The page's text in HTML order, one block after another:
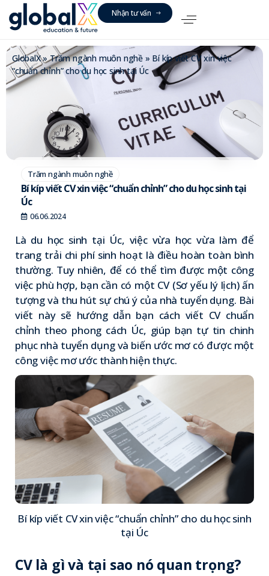
Nhận tưvấn
GlobalX»Trăm ngành muôn nghề » Bí kíp viết CV xin việc
“chuẩn chỉnh” cho du học sinh tại Úc
Trăm ngành muôn nghề
Bí kíp viết CV xin việc “chuẩn chỉnh” cho du học sinh tại
Úc
06.06.2024
Là du học sinh tại Úc, việc vừa học vừa làm để
trang trải chi phí sinh hoạt là điều hoàn toàn bình
thường. Tuy nhiên, để có thể tìm được một công
việc phù hợp, bạn cần có một CV (Sơ yếu lý lịch) ấn
tượng và thu hút sự chú ý của nhà tuyển dụng. Bài
viết này sẽ hướng dẫn bạn cách viết CV chuẩn
chỉnh theo phong cách Úc, giúp bạn tự tin chinh
phục nhà tuyển dụng và biến ước mơ có được một
công việc mơ ước thành hiện thực.
Bí kíp viết CV xin việc “chuẩn chỉnh” cho du học sinh
tại Úc
CV là gì và tại sao nó quan trọng?